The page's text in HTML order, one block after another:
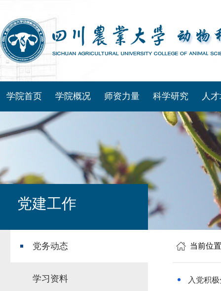
学院首页 学院概况 师资力量 科学研究 人
党建工作
党务动态
学习资料
当前位
入党积